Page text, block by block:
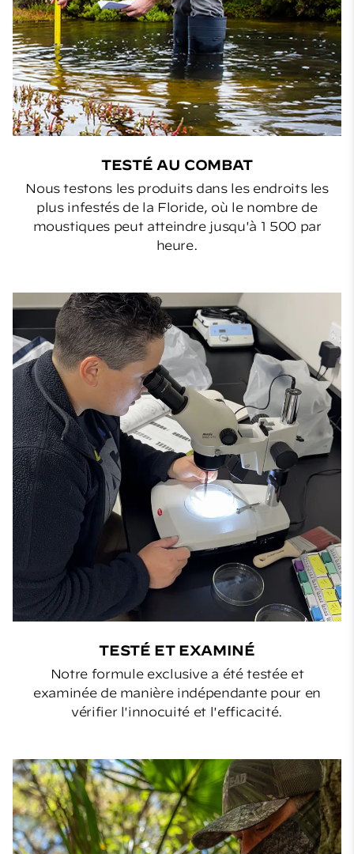
TESTÉ AU COMBAT
Nous testons les produits dans les endroits les
plus infestés de la Floride, où le nombre de
moustiques peut atteindre jusqu'à 1 500 par
heure.
TESTÉ ET EXAMINÉ
Notre formule exclusive a été testée et
examinée de manière indépendante pour en
vérifier l'innocuité et l'efficacité.